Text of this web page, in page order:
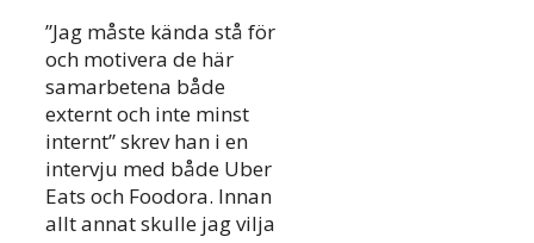
”Jag måste kända stå för
och motivera de här
samarbetena både
externt och inte minst
internt” skrev han i en
intervju med både Uber
Eats och Foodora. Innan
allt annat skulle jag vilja